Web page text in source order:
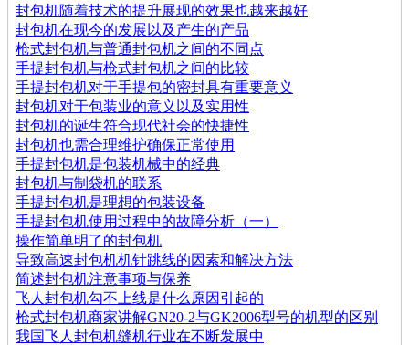
封包机随着技术的提升展现的效果也越来越好
封包机在现今的发展以及产生的产品
枪式封包机与普通封包机之间的不同点
手提封包机与枪式封包机之间的比较
手提封包机对于手提包的密封具有重要意义
封包机对于包装业的意义以及实用性
封包机的诞生符合现代社会的快捷性
封包机也需合理维护确保正常使用
手提封包机是包装机械中的经典
封包机与制袋机的联系
手提封包机是理想的包装设备
手提封包机使用过程中的故障分析（一）
操作简单明了的封包机
导致高速封包机机针跳线的因素和解决方法
简述封包机注意事项与保养
飞人封包机勾不上线是什么原因引起的
枪式封包机商家讲解GN20-2与GK2006型号的机型的区别
我国飞人封包机缝机行业在不断发展中